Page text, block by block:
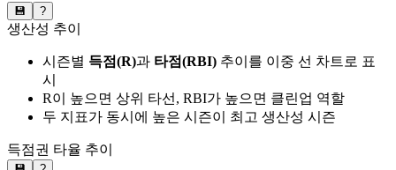
💾 ?
생산성 추이
시즌별 득점(R)과 타점(RBI) 추이를 이중 선 차트로 표
시
R이 높으면 상위 타선, RBI가 높으면 클린업 역할
두 지표가 동시에 높은 시즌이 최고 생산성 시즌
득점권 타율 추이